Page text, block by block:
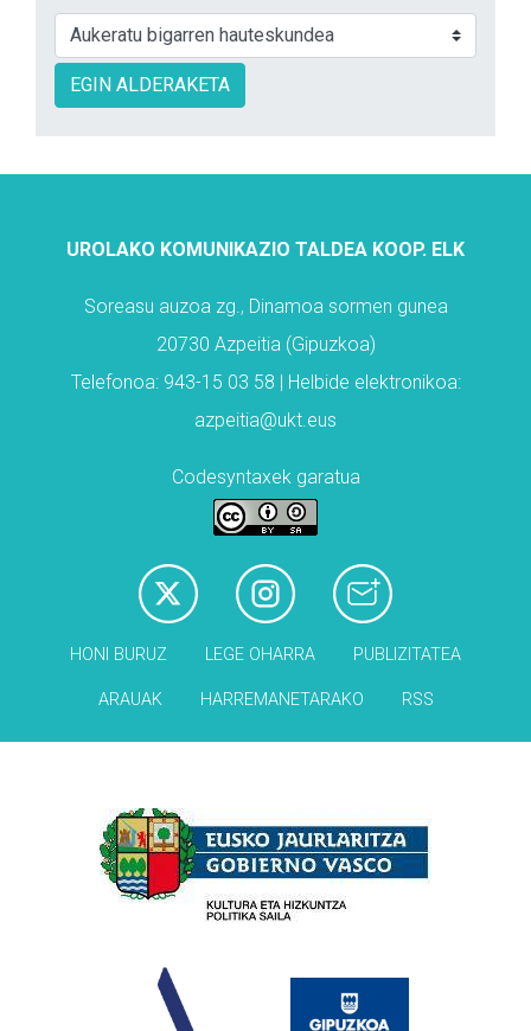
EGIN ALDERAKETA
UROLAKO KOMUNIKAZIO TALDEA KOOP. ELK
Soreasu auzoa zg., Dinamoa sormen gunea
20730 Azpeitia (Gipuzkoa)
Telefonoa: 943-15 03 58 | Helbide elektronikoa:
azpeitia@ukt.eus
Codesyntaxek garatua
HONI BURUZ LEGE OHARRA PUBLIZITATEA
ARAUAK HARREMANETARAKO RSS